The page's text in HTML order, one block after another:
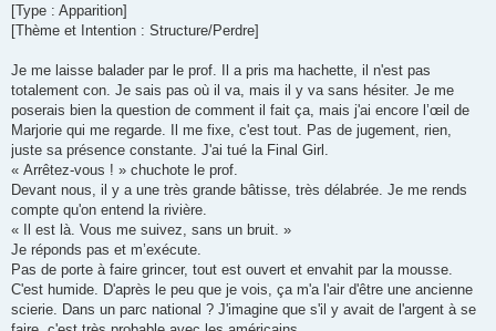
a
g
[Type : Apparition]
[Thème et Intention : Structure/Perdre]
Je me laisse balader par le prof. Il a pris ma hachette, il n'est pas
totalement con. Je sais pas où il va, mais il y va sans hésiter. Je me
poserais bien la question de comment il fait ça, mais j'ai encore l’œil de
Marjorie qui me regarde. Il me fixe, c'est tout. Pas de jugement, rien,
juste sa présence constante. J'ai tué la Final Girl.
« Arrêtez-vous ! » chuchote le prof.
Devant nous, il y a une très grande bâtisse, très délabrée. Je me rends
compte qu'on entend la rivière.
« Il est là. Vous me suivez, sans un bruit. »
Je réponds pas et m’exécute.
Pas de porte à faire grincer, tout est ouvert et envahit par la mousse.
C'est humide. D'après le peu que je vois, ça m'a l'air d'être une ancienne
scierie. Dans un parc national ? J'imagine que s'il y avait de l'argent à se